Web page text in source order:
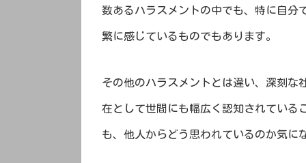
数あるハラスメントの中でも、特に自分
繁に感じているものでもあります。
その他のハラスメントとは違い、深刻な
在として世間にも幅広く認知されている
も、他人からどう思われているのか気に